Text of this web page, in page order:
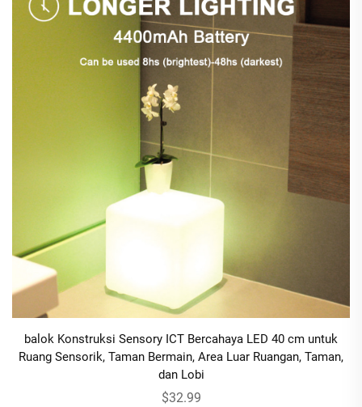
balok Konstruksi Sensory ICT Bercahaya LED 40 cm untuk
Ruang Sensorik, Taman Bermain, Area Luar Ruangan, Taman,
dan Lobi
$32.99